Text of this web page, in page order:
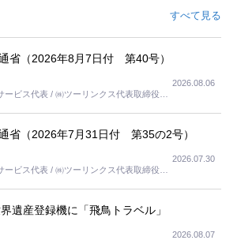
すべて見る
省（2026年8月7日付 第40号）
ービス代表 / ㈱ツーリンクス代表取締役社
2026.08.06
省（2026年7月31日付 第35の2号）
ービス代表 / ㈱ツーリンクス代表取締役社
2026.07.30
遺産登録機に「飛鳥トラベル」
2026.08.07